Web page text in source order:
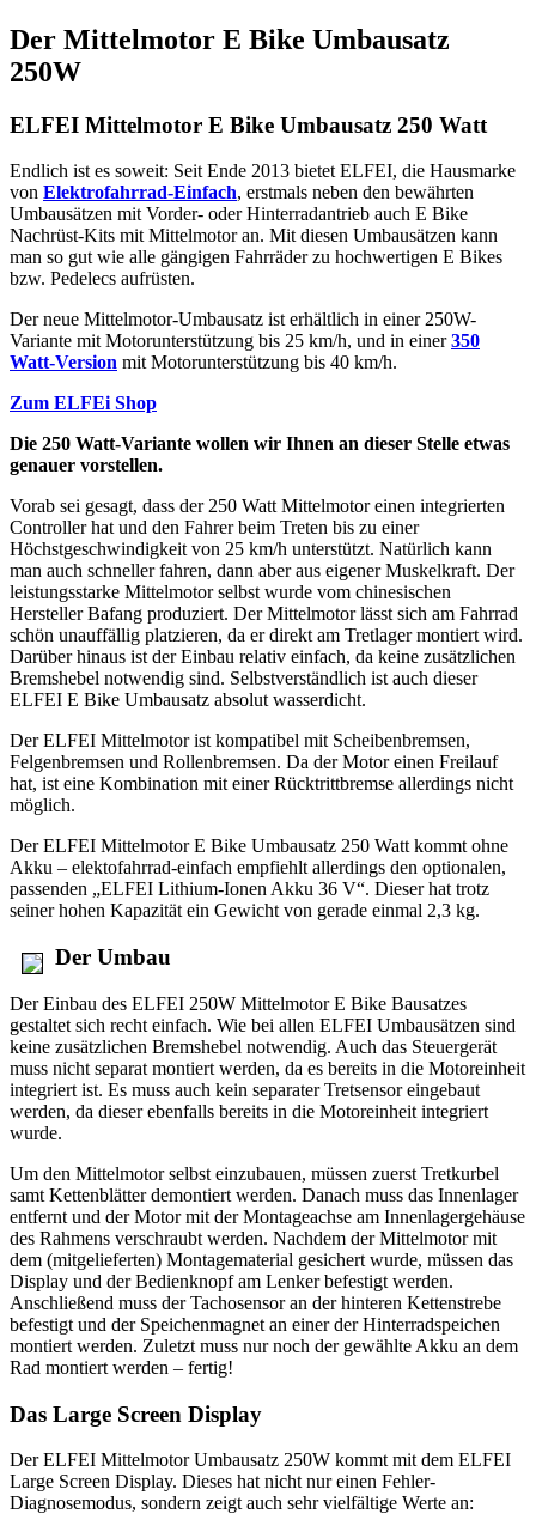
Der Mittelmotor E Bike Umbausatz
250W
ELFEI Mittelmotor E Bike Umbausatz 250 Watt
Endlich ist es soweit: Seit Ende 2013 bietet ELFEI, die Hausmarke
von Elektrofahrrad-Einfach, erstmals neben den bewährten
Umbausätzen mit Vorder- oder Hinterradantrieb auch E Bike
Nachrüst-Kits mit Mittelmotor an. Mit diesen Umbausätzen kann
man so gut wie alle gängigen Fahrräder zu hochwertigen E Bikes
bzw. Pedelecs aufrüsten.
Der neue Mittelmotor-Umbausatz ist erhältlich in einer 250W-
Variante mit Motorunterstützung bis 25 km/h, und in einer350
Watt-Version mit Motorunterstützung bis 40 km/h.
Zum ELFEi Shop
Die 250 Watt-Variante wollen wir Ihnen an dieser Stelle etwas
genauer vorstellen.
Vorab sei gesagt, dass der 250 Watt Mittelmotor einen integrierten
Controller hat und den Fahrer beim Treten bis zu einer
Höchstgeschwindigkeit von 25 km/h unterstützt. Natürlich kann
man auch schneller fahren, dann aber aus eigener Muskelkraft. Der
leistungsstarke Mittelmotor selbst wurde vom chinesischen
Hersteller Bafang produziert. Der Mittelmotor lässt sich am Fahrrad
schön unauffällig platzieren, da er direkt am Tretlager montiert wird.
Darüber hinaus ist der Einbau relativ einfach, da keine zusätzlichen
Bremshebel notwendig sind. Selbstverständlich ist auch dieser
ELFEI E Bike Umbausatz absolut wasserdicht.
Der ELFEI Mittelmotor ist kompatibel mit Scheibenbremsen,
Felgenbremsen und Rollenbremsen. Da der Motor einen Freilauf
hat, ist eine Kombination mit einer Rücktrittbremse allerdings nicht
möglich.
Der ELFEI Mittelmotor E Bike Umbausatz 250 Watt kommt ohne
Akku – elektofahrrad-einfach empfiehlt allerdings den optionalen,
passenden „ELFEI Lithium-Ionen Akku 36 V“. Dieser hat trotz
seiner hohen Kapazität ein Gewicht von gerade einmal 2,3 kg.
Der Umbau
Der Einbau des ELFEI 250W Mittelmotor E Bike Bausatzes
gestaltet sich recht einfach. Wie bei allen ELFEI Umbausätzen sind
keine zusätzlichen Bremshebel notwendig. Auch das Steuergerät
muss nicht separat montiert werden, da es bereits in die Motoreinheit
integriert ist. Es muss auch kein separater Tretsensor eingebaut
werden, da dieser ebenfalls bereits in die Motoreinheit integriert
wurde.
Um den Mittelmotor selbst einzubauen, müssen zuerst Tretkurbel
samt Kettenblätter demontiert werden. Danach muss das Innenlager
entfernt und der Motor mit der Montageachse am Innenlagergehäuse
des Rahmens verschraubt werden. Nachdem der Mittelmotor mit
dem (mitgelieferten) Montagematerial gesichert wurde, müssen das
Display und der Bedienknopf am Lenker befestigt werden.
Anschließend muss der Tachosensor an der hinteren Kettenstrebe
befestigt und der Speichenmagnet an einer der Hinterradspeichen
montiert werden. Zuletzt muss nur noch der gewählte Akku an dem
Rad montiert werden – fertig!
Das Large Screen Display
Der ELFEI Mittelmotor Umbausatz 250W kommt mit dem ELFEI
Large Screen Display. Dieses hat nicht nur einen Fehler-
Diagnosemodus, sondern zeigt auch sehr vielfältige Werte an: